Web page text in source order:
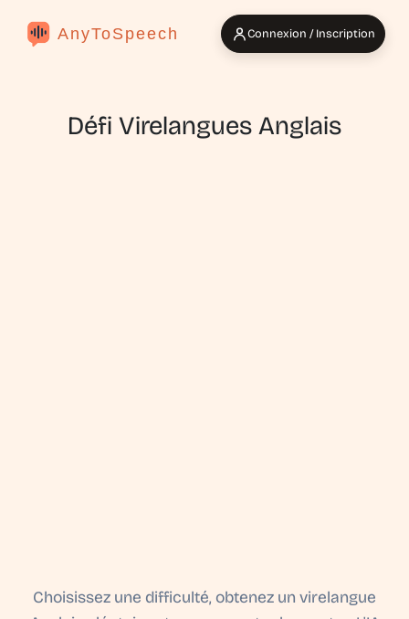
AnyToSpeech Connexion / Inscription
Défi Virelangues Anglais
Choisissez une difficulté, obtenez un virelangue